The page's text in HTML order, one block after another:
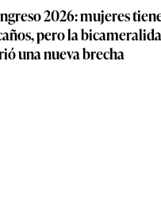
2026: mujeres
pero la
una nueva brecha